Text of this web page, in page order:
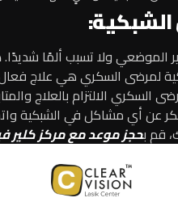
الموضعي ولا تسبب ألمًا شديدًا.
لمرضى السكري هي علاج فعال
الالتزام بالعلاج
أي مشاكل في الشبكية
قم بحجز موعد مع مركز كلير